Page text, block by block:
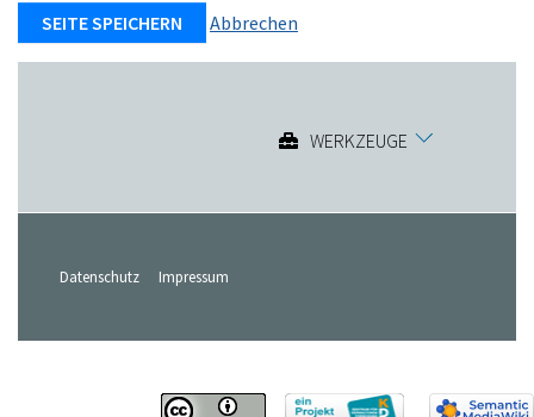
Abbrechen
WERKZEUGE
Datenschutz Impressum